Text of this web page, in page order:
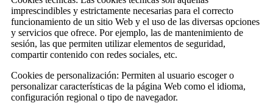
imprescindibles y estrictamente necesarias para el correcto
funcionamiento de un sitio Web y el uso de las diversas opciones
y servicios que ofrece. Por ejemplo, las de mantenimiento de
sesión, las que permiten utilizar elementos de seguridad,
compartir contenido con redes sociales, etc.
Cookies de personalización: Permiten al usuario escoger o
personalizar características de la página Web como el idioma,
configuración regional o tipo de navegador.